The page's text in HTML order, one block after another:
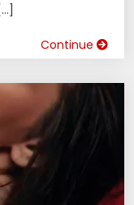
Continue